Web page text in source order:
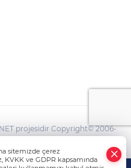
projesidir Copyright© 2006-
sitemizde çerez
KVKK ve GDPR kapsamında